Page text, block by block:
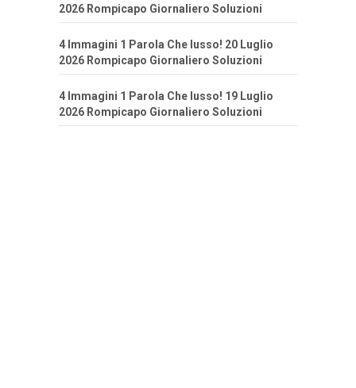
2026 Rompicapo Giornaliero Soluzioni
4 Immagini 1 Parola Che lusso! 20 Luglio
2026 Rompicapo Giornaliero Soluzioni
4 Immagini 1 Parola Che lusso! 19 Luglio
2026 Rompicapo Giornaliero Soluzioni